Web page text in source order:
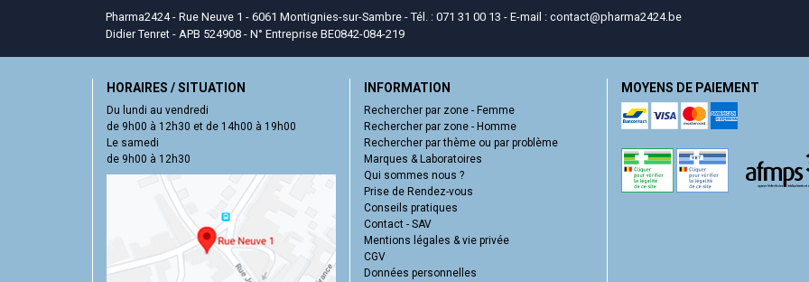
Pharma2424 - Rue Neuve 1 - 6061 Montignies-sur-Sambre - Tél. : 071 31 00 13 - E-mail : contact@pharma2424.be
Didier Tenret - APB 524908 - N° Entreprise BE0842-084-219
HORAIRES / SITUATION
Du lundi au vendredi
de 9h00 à 12h30 et de 14h00 à 19h00
Le samedi
de 9h00 à 12h30
INFORMATION
Rechercher par zone - Femme
Rechercher par zone - Homme
Rechercher par thème ou par problème
Marques & Laboratoires
Qui sommes nous ?
Prise de Rendez-vous
Conseils pratiques
Contact - SAV
Mentions légales & vie privée
CGV
Données personnelles
MOYENS DE PAIEMENT